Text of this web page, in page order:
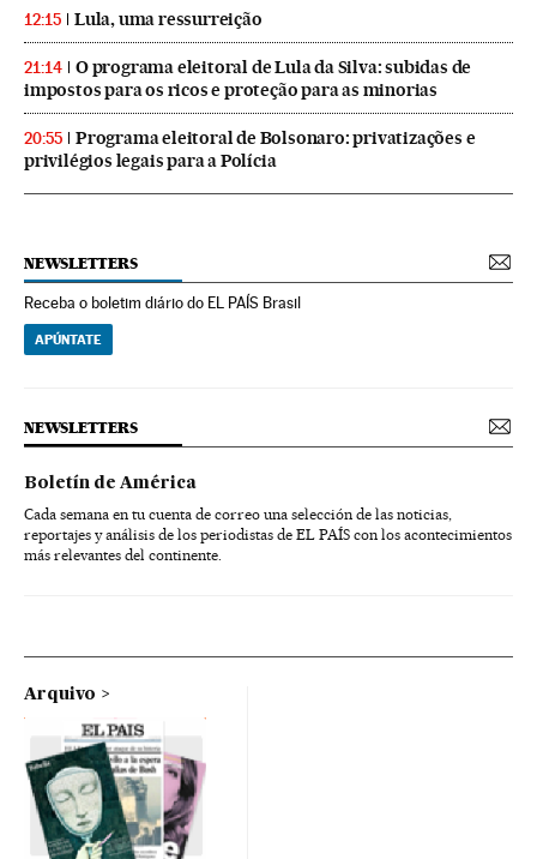
12:15 Lula, uma ressurreição
21:14
O programa eleitoral de Lula da Silva: subidas de
impostos para os ricos e proteção para as minorias
20:55
Programa eleitoral de Bolsonaro: privatizações e
privilégios legais para a Polícia
NEWSLETTERS
Receba o boletim diário do EL PAÍS Brasil
APÚNTATE
NEWSLETTERS
Boletín de América
Cada semana en tu cuenta de correo una selección de las noticias,
reportajes y análisis de los periodistas de EL PAÍS con los acontecimientos
más relevantes del continente.
Arquivo